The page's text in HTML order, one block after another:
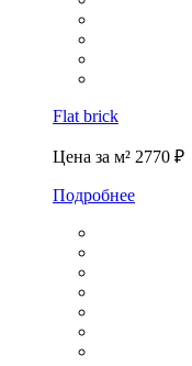
Flat brick
Цена за м² 2770 ₽
Подробнее